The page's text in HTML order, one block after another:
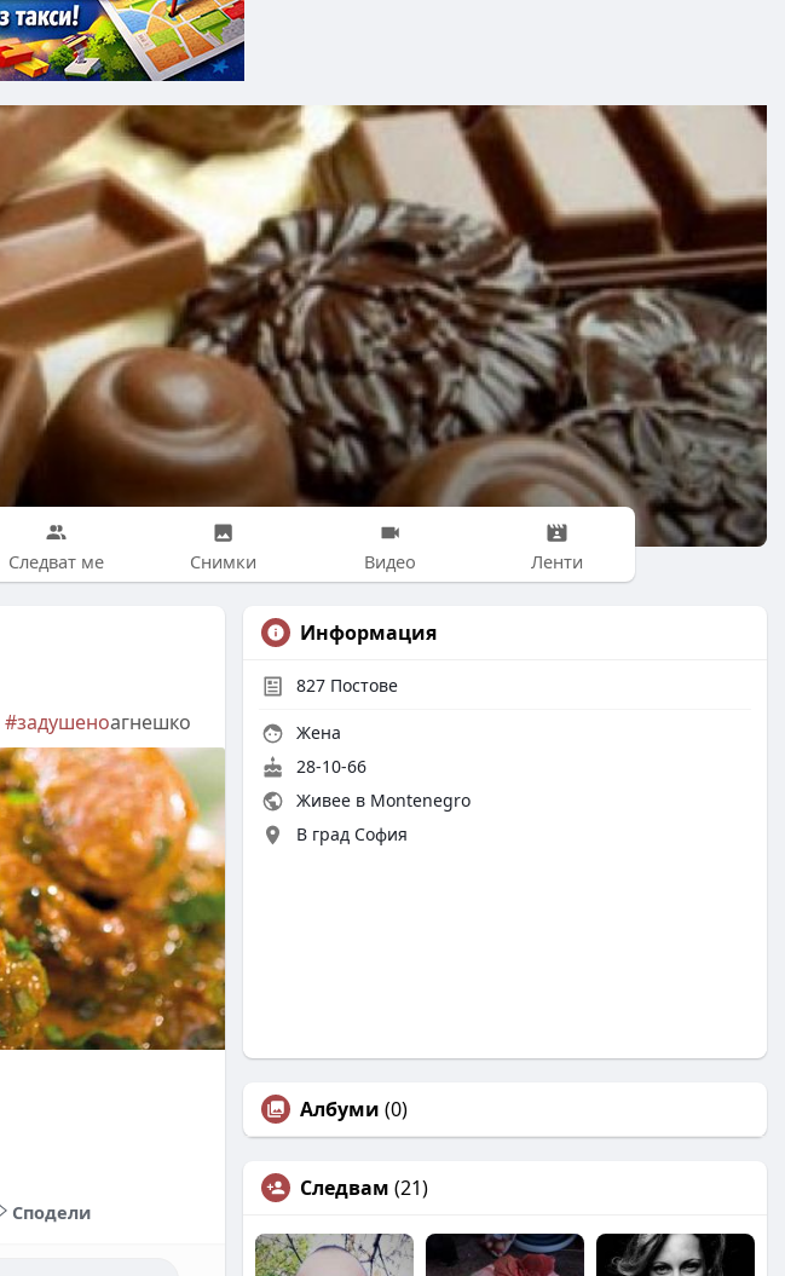
Следват ме Снимки Видео Ленти
#задушеноагнешко
Сподели
Информация
827 Постове
Жена
28-10-66
Живее в Montenegro
В град София
Албуми (0)
Следвам (21)